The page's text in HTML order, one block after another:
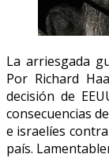
La arriesgada
Por Richard
decisión de
consecuencias
e israelíes
país.